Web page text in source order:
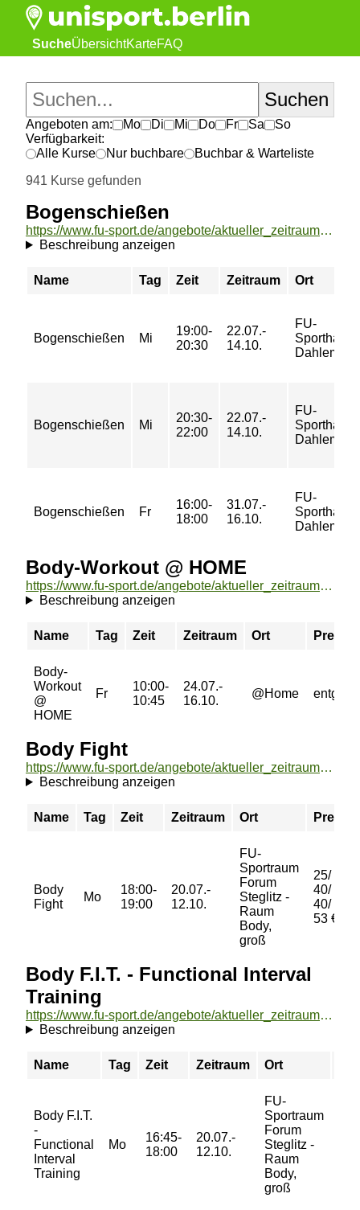
SucheÜbersichtKarteFAQ
Angeboten am: Mo Di Mi Do Fr Sa
So
Verfügbarkeit:
Alle Kurse
Nur buchbare
Buchbar & Warteliste
941 Kurse gefunden
Bogenschießen
https://www.fu-sport.de/angebote/aktueller_zeitraum/_Bogenschiessen.html
Beschreibung anzeigen
Name Tag Zeit Zeitraum Ort
Bogenschießen Mi
19:00-
20:30
22.07.-
14.10.
FU-
Sporthalle
Dahlem
Bogenschießen Mi
20:30-
22:00
22.07.-
14.10.
FU-
Sporthalle
Dahlem
Bogenschießen Fr
16:00-
18:00
31.07.-
16.10.
FU-
Sporthalle
Dahlem
Body-Workout @ HOME
https://www.fu-sport.de/angebote/aktueller_zeitraum/_Body-Workout___HOME.html
Beschreibung anzeigen
Name Tag Zeit Zeitraum Ort Preis
Body-
Workout
@
HOME
Fr
10:00-
10:45
24.07.-
16.10.
@Home
Body Fight
https://www.fu-sport.de/angebote/aktueller_zeitraum/_Body_Fight.html
Beschreibung anzeigen
Name Tag Zeit Zeitraum Ort Preis
Body
Fight
Mo
18:00-
19:00
20.07.-
12.10.
FU-
Sportraum
Forum
Steglitz -
Raum
Body,
groß
25/
40/
40/
53 €
Body F.I.T. - Functional Interval
Training
https://www.fu-sport.de/angebote/aktueller_zeitraum/_Body_F_I_T__-_Functional_Interval_Training.html
Beschreibung anzeigen
Name Tag Zeit Zeitraum Ort
Body F.I.T.
-
Functional
Interval
Training
Mo
16:45-
18:00
20.07.-
12.10.
FU-
Sportraum
Forum
Steglitz -
Raum
Body,
groß